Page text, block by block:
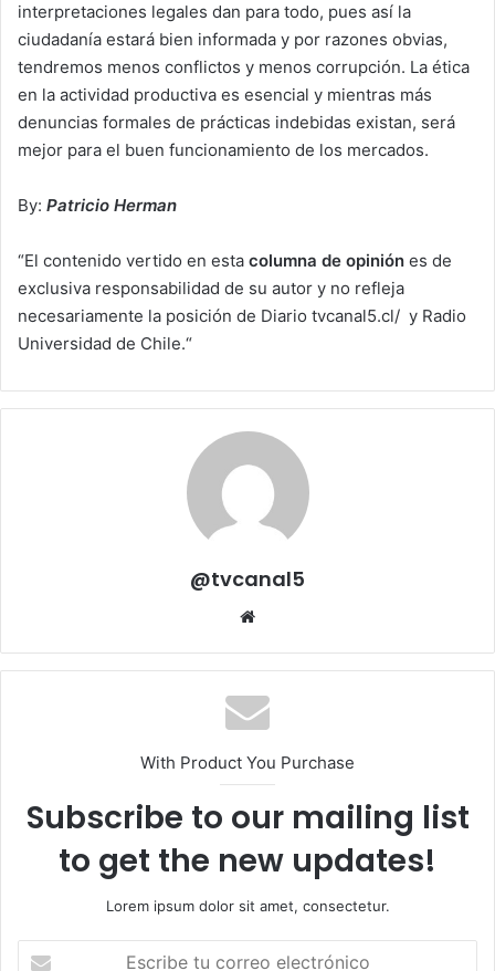
interpretaciones legales dan para todo, pues así la
ciudadanía estará bien informada y por razones obvias,
tendremos menos conflictos y menos corrupción. La ética
en la actividad productiva es esencial y mientras más
denuncias formales de prácticas indebidas existan, será
mejor para el buen funcionamiento de los mercados.
By: Patricio Herman
“El contenido vertido en esta columna de opinión es de
exclusiva responsabilidad de su autor y no refleja
necesariamente la posición de Diario tvcanal5.cl/ y Radio
Universidad de Chile.“
@tvcanal5
With Product You Purchase
Subscribe to our mailing list
to get the new updates!
Lorem ipsum dolor sit amet, consectetur.